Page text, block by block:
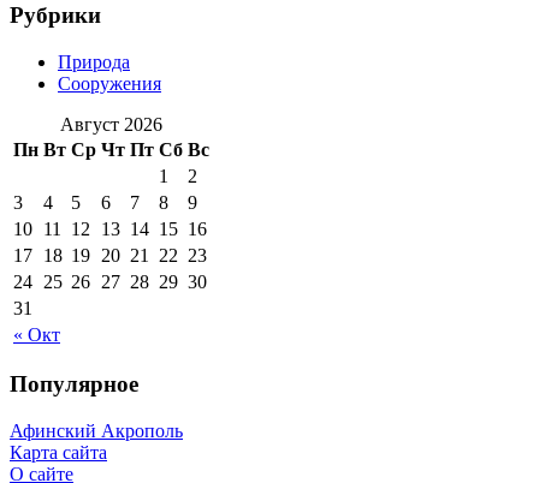
Рубрики
Природа
Сооружения
Август 2026
Пн Вт Ср Чт Пт Сб Вс
« Окт
1
2
3
4 5 6 7 8
9
10 11 12 13 14 15 16
17 18 19 20 21 22 23
24 25 26 27 28 29 30
31
Популярное
Афинский Акрополь
Карта сайта
О сайте